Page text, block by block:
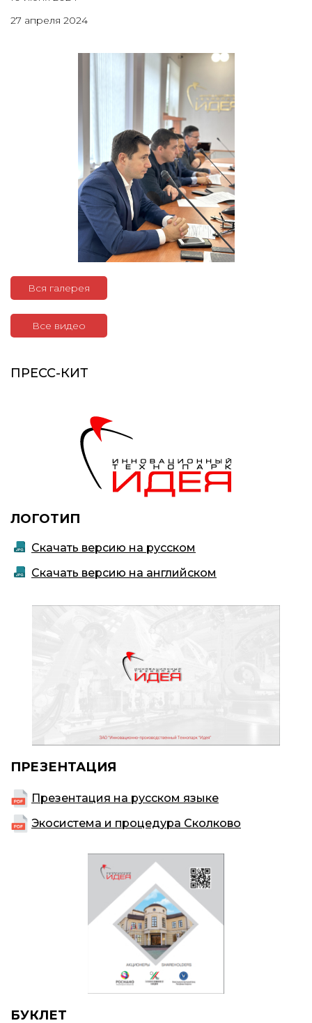
27 апреля 2024
Вся галерея
Все видео
ПРЕСС-КИТ
ЛОГОТИП
Скачать версию на русском
Скачать версию на английском
ПРЕЗЕНТАЦИЯ
Презентация на русском языке
Экосистема и процедура Сколково
БУКЛЕТ